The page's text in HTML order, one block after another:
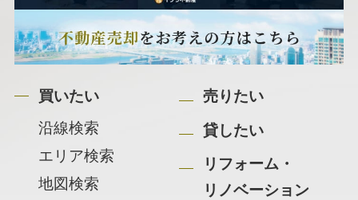
買いたい
沿線検索
エリア検索
地図検索
売りたい
貸したい
リフォーム・
リノベーション